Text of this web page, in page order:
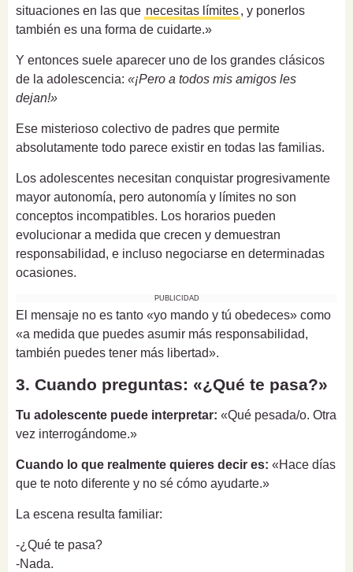
situaciones en las que necesitas límites, y ponerlos
también es una forma de cuidarte.»
Y entonces suele aparecer uno de los grandes clásicos
de la adolescencia: «¡Pero a todos mis amigos les
dejan!»
Ese misterioso colectivo de padres que permite
absolutamente todo parece existir en todas las familias.
Los adolescentes necesitan conquistar progresivamente
mayor autonomía, pero autonomía y límites no son
conceptos incompatibles. Los horarios pueden
evolucionar a medida que crecen y demuestran
responsabilidad, e incluso negociarse en determinadas
ocasiones.
PUBLICIDAD
El mensaje no es tanto «yo mando y tú obedeces» como
«a medida que puedes asumir más responsabilidad,
también puedes tener más libertad».
3. Cuando preguntas: «¿Qué te pasa?»
Tu adolescente puede interpretar: «Qué pesada/o. Otra
vez interrogándome.»
Cuando lo que realmente quieres decir es: «Hace días
que te noto diferente y no sé cómo ayudarte.»
La escena resulta familiar:
-¿Qué te pasa?
-Nada.